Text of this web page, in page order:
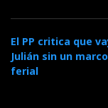
El PP critica que
Julián sin un
ferial